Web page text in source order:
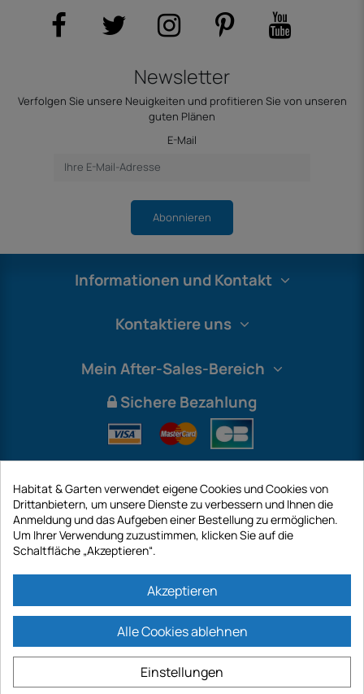
Newsletter
Verfolgen Sie unsere Neuigkeiten und profitieren Sie von unseren
guten Plänen
E-Mail
Abonnieren
Informationen und Kontakt
Kontaktiere uns
Mein After-Sales-Bereich
Sichere Bezahlung
International
einem Kapital von 187 203,29 €, 32 Rue de Paradis - PARIS 75010
(FRANKREICH). GECODIS.SA wurde am 11.04.1998 gegründet und ist eine
Tochtergesellschaft der ODAYA ​​HOLDING mit einem Kapital von 2.750.640,00
Habitat & Garten verwendet eigene Cookies und Cookies von
Drittanbietern, um unsere Dienste zu verbessern und Ihnen die
Anmeldung und das Aufgeben einer Bestellung zu ermöglichen.
Um Ihrer Verwendung zuzustimmen, klicken Sie auf die
Schaltfläche „Akzeptieren“.
Akzeptieren
Alle Cookies ablehnen
Einstellungen